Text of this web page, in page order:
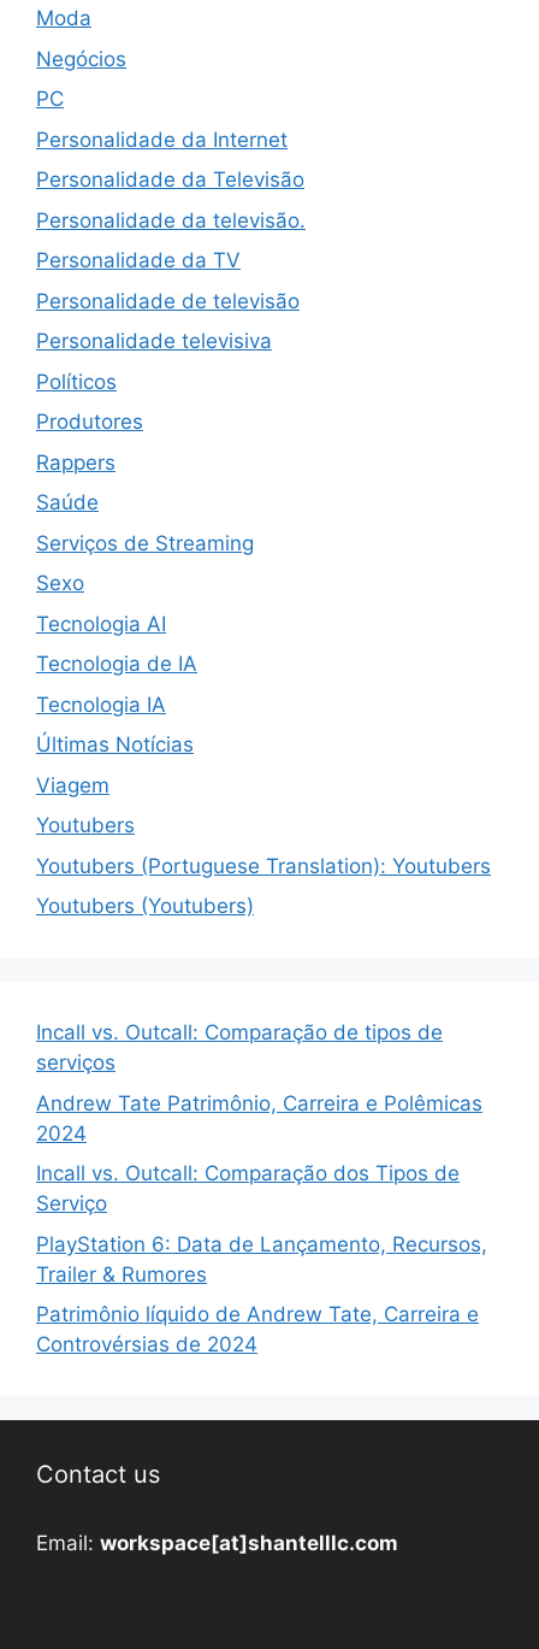
Moda
Negócios
PC
Personalidade da Internet
Personalidade da Televisão
Personalidade da televisão.
Personalidade da TV
Personalidade de televisão
Personalidade televisiva
Políticos
Produtores
Rappers
Saúde
Serviços de Streaming
Sexo
Tecnologia AI
Tecnologia de IA
Tecnologia IA
Últimas Notícias
Viagem
Youtubers
Youtubers (Portuguese Translation): Youtubers
Youtubers (Youtubers)
Incall vs. Outcall: Comparação de tipos de
serviços
Andrew Tate Patrimônio, Carreira e Polêmicas
2024
Incall vs. Outcall: Comparação dos Tipos de
Serviço
PlayStation 6: Data de Lançamento, Recursos,
Trailer & Rumores
Patrimônio líquido de Andrew Tate, Carreira e
Controvérsias de 2024
Contact us
Email: workspace[at]shantelllc.com